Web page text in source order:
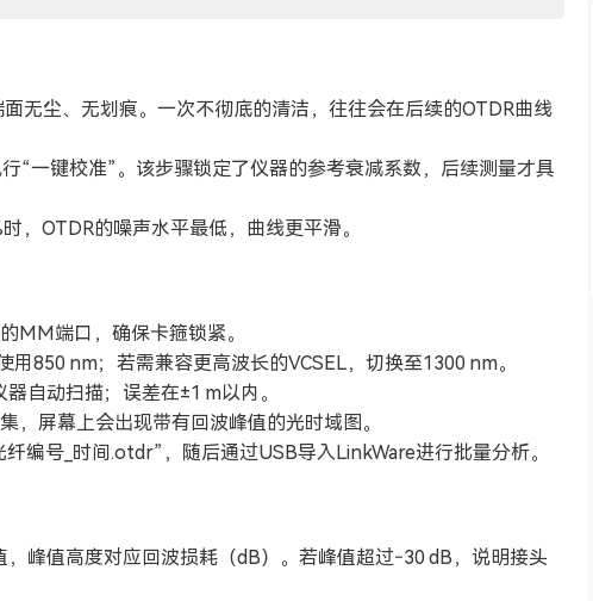
无尘、无划痕。一次不彻底的清洁，往往会在后续的OTDR曲线
“一键校准”。该步骤锁定了仪器的参考衰减系数，后续测量才具
，OTDR的噪声水平最低，曲线更平滑。
MM端口，确保卡箍锁紧。
850 nm；若需兼容更高波长的VCSEL，切换至1300 nm。
自动扫描；误差在±1 m以内。
，屏幕上会出现带有回波峰值的光时域图。
编号_时间.otdr”，随后通过USB导入LinkWare进行批量分析。
峰值高度对应回波损耗（dB）。若峰值超过‑30 dB，说明接头